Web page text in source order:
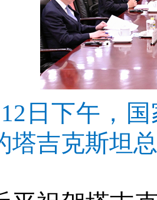
日下午，
塔吉克斯坦